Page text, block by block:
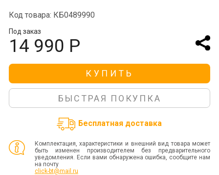
Код товара: КБ0489990
Под заказ
14 990 Р
КУПИТЬ
БЫСТРАЯ ПОКУПКА
Бесплатная доставка
Комплектация, характеристики и внешний вид товара может
быть изменен производителем без предварительного
уведомления. Если вами обнаружена ошибка, сообщите нам
на почту
click-bt@mail.ru